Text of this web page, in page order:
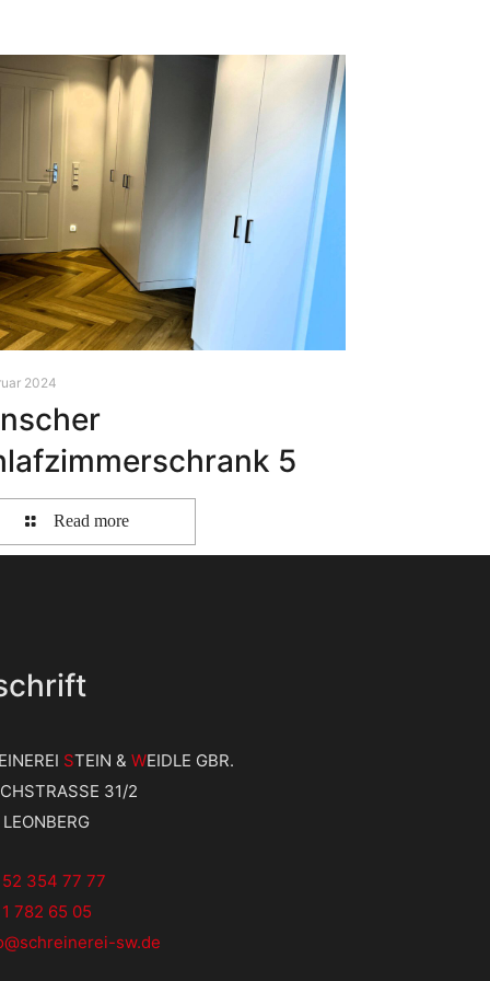
2024
5
Read more
STEIN & WEIDLE GBR.
31/2
354 77 77
782 65 05
sw.de